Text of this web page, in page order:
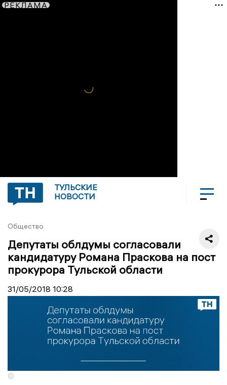
РЕКЛАМА
ТУЛЬСКИЕ
НОВОСТИ
Общество
Депутаты облдумы согласовали
кандидатуру Романа Праскова на пост
прокурора Тульской области
31/05/2018 10:28
©